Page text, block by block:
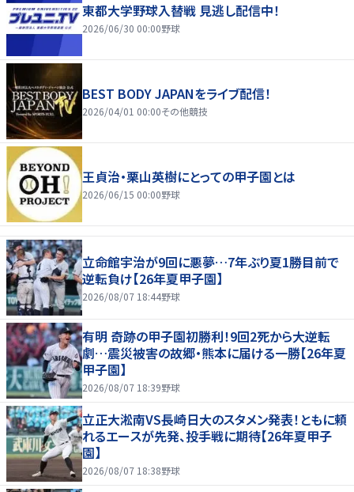
東都大学野球入替戦 見逃し配信中！
2026/06/30 00:00野球
BEST BODY JAPANをライブ配信！
2026/04/01 00:00その他競技
王貞治・栗山英樹にとっての甲子園とは
2026/06/15 00:00野球
立命館宇治が9回に悪夢…7年ぶり夏1勝目前で
逆転負け【26年夏甲子園】
2026/08/07 18:44野球
有明 奇跡の甲子園初勝利！9回2死から大逆転
劇…震災被害の故郷・熊本に届ける一勝【26年夏
甲子園】
2026/08/07 18:39野球
立正大淞南VS長崎日大のスタメン発表！ともに頼
れるエースが先発、投手戦に期待【26年夏甲子
園】
2026/08/07 18:38野球